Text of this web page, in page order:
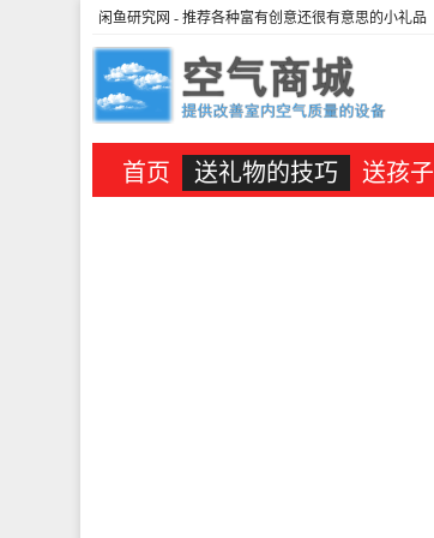
闲鱼研究网 - 推荐各种富有创意还很有意思的小礼品
首页 送礼物的技巧 送孩子